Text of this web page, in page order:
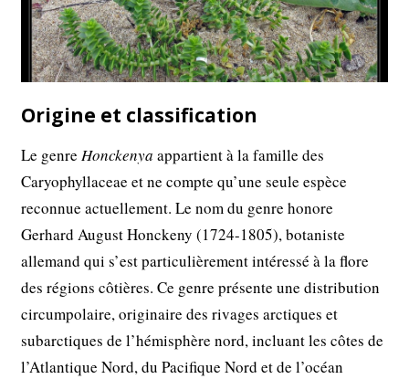
Origine et classification
Le genreHonckenya appartient à la famille des
Caryophyllaceae et ne compte qu’une seule espèce
reconnue actuellement. Le nom du genre honore
Gerhard August Honckeny (1724-1805), botaniste
allemand qui s’est particulièrement intéressé à la flore
des régions côtières. Ce genre présente une distribution
circumpolaire, originaire des rivages arctiques et
subarctiques de l’hémisphère nord, incluant les côtes de
l’Atlantique Nord, du Pacifique Nord et de l’océan